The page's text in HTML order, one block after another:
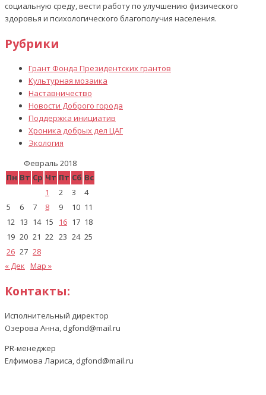
социальную среду, вести работу по улучшению физического
здоровья и психологического благополучия населения.
Рубрики
Грант Фонда Президентских грантов
Культурная мозаика
Наставничество
Новости Доброго города
Поддержка инициатив
Хроника добрых дел ЦАГ
Экология
Февраль 2018
Пн Вт Ср Чт Пт Сб Вс
1
2 3
4
5
6 7 8 9 10 11
12 13 14 15 16 17 18
19 20 21 22 23 24 25
26 27 28
« Дек Мар »
Контакты:
Исполнительный директор
Озерова Анна, dgfond@mail.ru
PR-менеджер
Елфимова Лариса, dgfond@mail.ru